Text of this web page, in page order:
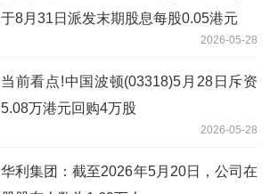
于8月31日派发末期股息每股0.05港元
2026-05-28
当前看点!中国波顿(03318)5月28日斥资
5.08万港元回购4万股
2026-05-28
华利集团：截至2026年5月20日，公司在